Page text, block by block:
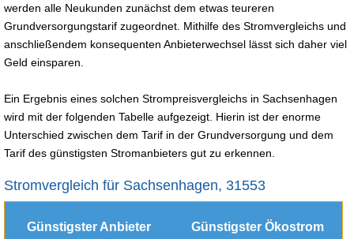
werden alle Neukunden zunächst dem etwas teureren
Grundversorgungstarif zugeordnet. Mithilfe des Stromvergleichs und
anschließendem konsequenten Anbieterwechsel lässt sich daher viel
Geld einsparen.
Ein Ergebnis eines solchen Strompreisvergleichs in Sachsenhagen
wird mit der folgenden Tabelle aufgezeigt. Hierin ist der enorme
Unterschied zwischen dem Tarif in der Grundversorgung und dem
Tarif des günstigsten Stromanbieters gut zu erkennen.
Stromvergleich für Sachsenhagen, 31553
Günstigster Anbieter
Günstigster Ökostrom